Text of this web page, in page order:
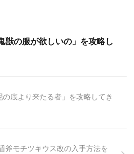
獣の服が欲しいの」を攻略し
底より来たる者」を攻略してき
斧モチツキウス改の入手方法を